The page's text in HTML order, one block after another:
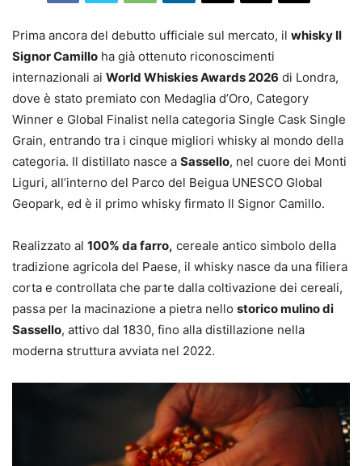
Prima ancora del debutto ufficiale sul mercato, il whisky Il
Signor Camillo ha già ottenuto riconoscimenti
internazionali ai World Whiskies Awards 2026 di Londra,
dove è stato premiato con Medaglia d’Oro, Category
Winner e Global Finalist nella categoria Single Cask Single
Grain, entrando tra i cinque migliori whisky al mondo della
categoria. Il distillato nasce a Sassello, nel cuore dei Monti
Liguri, all’interno del Parco del Beigua UNESCO Global
Geopark, ed è il primo whisky firmato Il Signor Camillo.
Realizzato al 100% da farro, cereale antico simbolo della
tradizione agricola del Paese, il whisky nasce da una filiera
corta e controllata che parte dalla coltivazione dei cereali,
passa per la macinazione a pietra nello storico mulino di
Sassello, attivo dal 1830, fino alla distillazione nella
moderna struttura avviata nel 2022.